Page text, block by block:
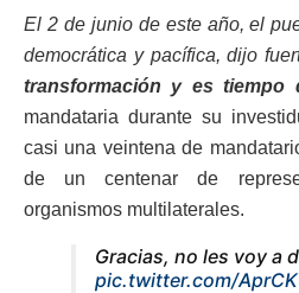
El 2 de junio de este año, el
democrática y pacífica, dijo
transformación y es tiempo
mandataria durante su
casi una veintena de
de un centenar de
organismos multilaterales.
Gracias, no les voy a
pic.twitter.com/